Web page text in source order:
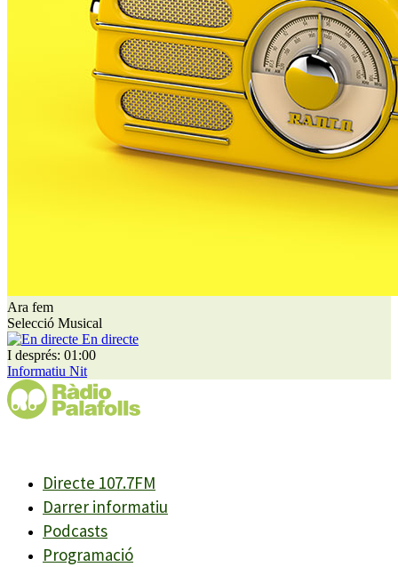
Ara fem
Selecció Musical
En directe
I després: 01:00
Informatiu Nit
Directe 107.7FM
Darrer informatiu
Podcasts
Programació